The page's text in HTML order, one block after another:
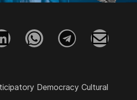
Democracy Cultural